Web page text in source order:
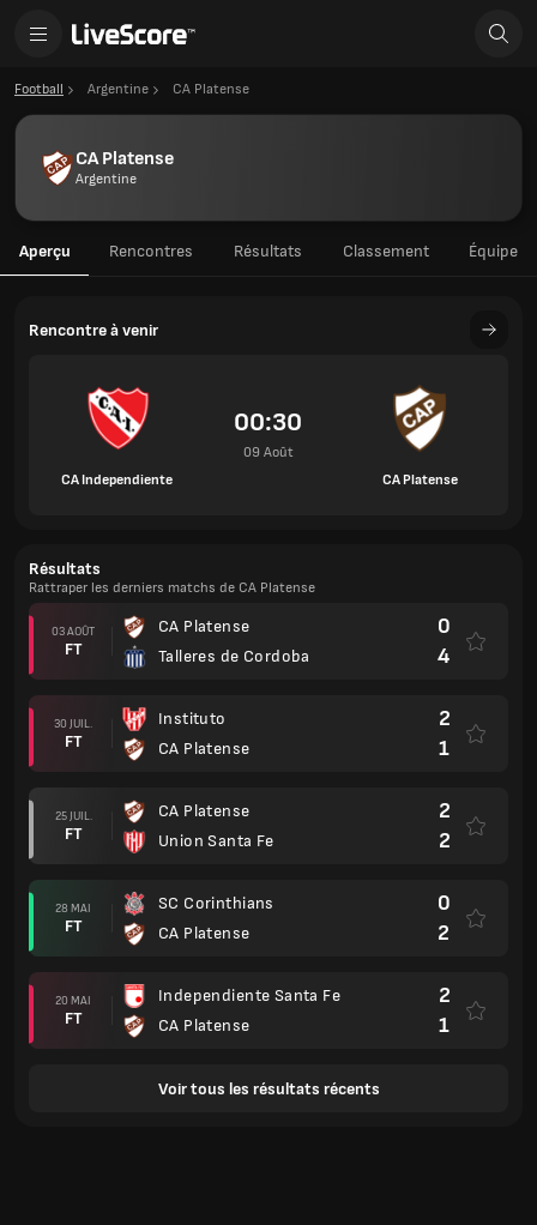
Football Argentine CA Platense
CA Platense
Argentine
Aperçu Rencontres Résultats Classement Équipe
Rencontre à venir
CA Independiente
00:30
09 Août
CA Platense
Résultats
Rattraper les derniers matchs de CA Platense
03 AOÛT
FT
CA Platense
Talleres de Cordoba
0
4
30 JUIL.
FT
Instituto
CA Platense
2
1
25 JUIL.
FT
CA Platense
Union Santa Fe
2
2
28 MAI
FT
SC Corinthians
CA Platense
0
2
20 MAI
FT
Independiente Santa Fe
CA Platense
2
1
Voir tous les résultats récents